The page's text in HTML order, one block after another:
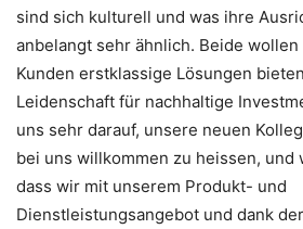
sind sich kulturell und was ihre
anbelangt sehr ähnlich. Beide
Kunden erstklassige Lösungen
Leidenschaft für nachhaltige
uns sehr darauf, unsere neuen
bei uns willkommen zu heissen, und
dass wir mit unserem Produkt- und
Dienstleistungsangebot und dank